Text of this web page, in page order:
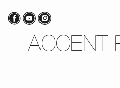
ACCENT